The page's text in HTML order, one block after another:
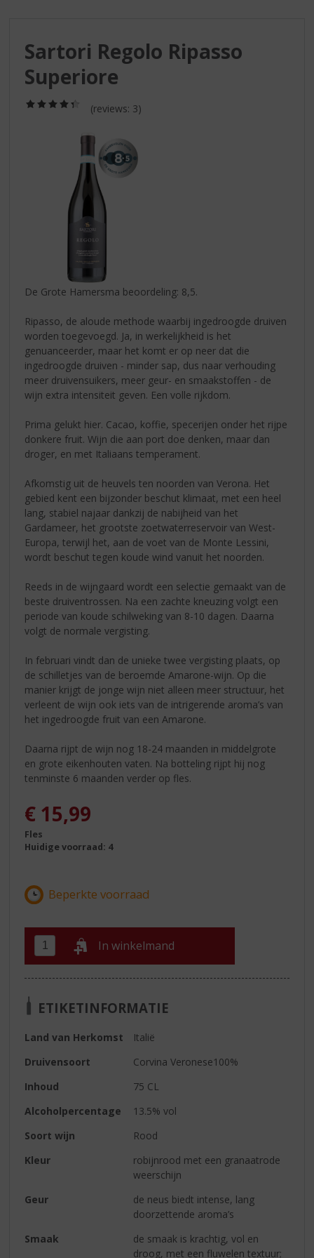
Sartori Regolo Ripasso
Superiore
/
(reviews: 3)
De Grote Hamersma beoordeling: 8,5.
Ripasso, de aloude methode waarbij ingedroogde druiven
worden toegevoegd. Ja, in werkelijkheid is het
genuanceerder, maar het komt er op neer dat die
ingedroogde druiven - minder sap, dus naar verhouding
meer druivensuikers, meer geur- en smaakstoffen - de
wijn extra intensiteit geven. Een volle rijkdom.
Prima gelukt hier. Cacao, koffie, specerijen onder het rijpe
donkere fruit. Wijn die aan port doe denken, maar dan
droger, en met Italiaans temperament.
Afkomstig uit de heuvels ten noorden van Verona. Het
gebied kent een bijzonder beschut klimaat, met een heel
lang, stabiel najaar dankzij de nabijheid van het
Gardameer, het grootste zoetwaterreservoir van West-
Europa, terwijl het, aan de voet van de Monte Lessini,
wordt beschut tegen koude wind vanuit het noorden.
Reeds in de wijngaard wordt een selectie gemaakt van de
beste druiventrossen. Na een zachte kneuzing volgt een
periode van koude schilweking van 8-10 dagen. Daarna
volgt de normale vergisting.
In februari vindt dan de unieke twee vergisting plaats, op
de schilletjes van de beroemde Amarone-wijn. Op die
manier krijgt de jonge wijn niet alleen meer structuur, het
verleent de wijn ook iets van de intrigerende aroma’s van
het ingedroogde fruit van een Amarone.
Daarna rijpt de wijn nog 18-24 maanden in middelgrote
en grote eikenhouten vaten. Na botteling rijpt hij nog
tenminste 6 maanden verder op fles.
€ 15,99
Fles
Huidige voorraad: 4
In winkelmand
ETIKETINFORMATIE
Land van Herkomst
Italië
Druivensoort
Corvina Veronese100%
Inhoud
75 CL
Alcoholpercentage
13.5% vol
Soort wijn
Rood
Kleur
robijnrood met een granaatrode
weerschijn
Geur
de neus biedt intense, lang
doorzettende aroma’s
Smaak
de smaak is krachtig, vol en
droog, met een fluwelen textuur;